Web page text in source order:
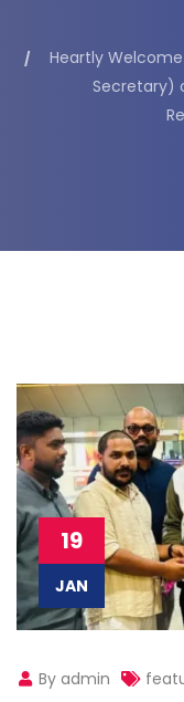
Heartly
Secretary)
19
JAN
By admin